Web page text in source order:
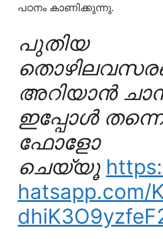
പഠനം കാണിക്കുന്നു.
പുതിയ
അറിയാൻ
ഇപ്പോൾ തന്നെ
ഫോളോ
ചെയ്യൂ
hatsapp.com/